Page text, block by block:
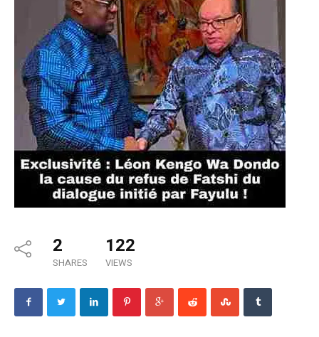
2
SHARES
122
VIEWS